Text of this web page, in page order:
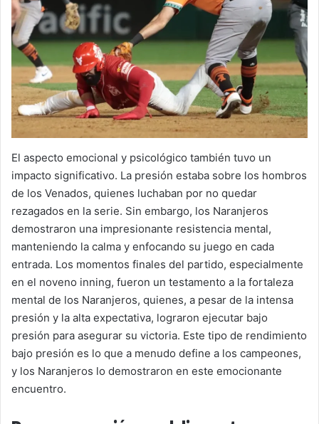
El aspecto emocional y psicológico también tuvo un
impacto significativo. La presión estaba sobre los hombros
de los Venados, quienes luchaban por no quedar
rezagados en la serie. Sin embargo, los Naranjeros
demostraron una impresionante resistencia mental,
manteniendo la calma y enfocando su juego en cada
entrada. Los momentos finales del partido, especialmente
en el noveno inning, fueron un testamento a la fortaleza
mental de los Naranjeros, quienes, a pesar de la intensa
presión y la alta expectativa, lograron ejecutar bajo
presión para asegurar su victoria. Este tipo de rendimiento
bajo presión es lo que a menudo define a los campeones,
y los Naranjeros lo demostraron en este emocionante
encuentro.